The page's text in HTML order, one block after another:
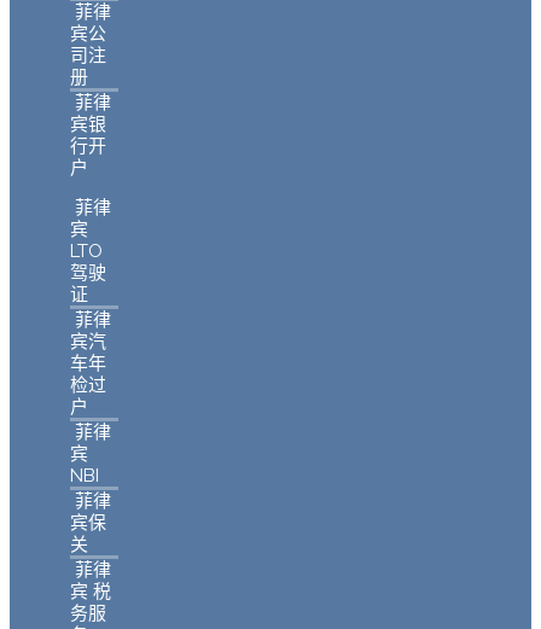
菲律
宾公
司注
册
菲律
宾银
行开
户
菲律
宾
LTO
驾驶
证
菲律
宾汽
车年
检过
户
菲律
宾
NBI
菲律
宾保
关
菲律
宾 税
务服